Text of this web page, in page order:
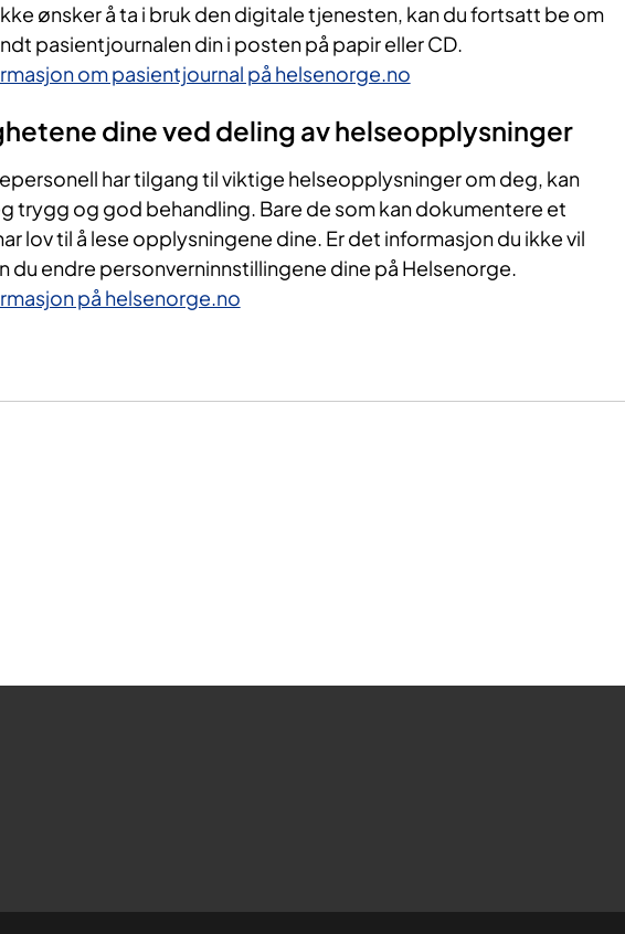
ønsker å ta i bruk den digitale tjenesten, kan du fortsatt be om
pasientjournalen din i posten på papir eller CD.
om pasientjournal på helsenorge.no
dine ved deling av helseopplysninger
har tilgang til viktige helseopplysninger om deg, kan
trygg og god behandling. Bare de som kan dokumentere et
lov til å lese opplysningene dine. Er det informasjon du ikke vil
du endre personverninnstillingene dine på Helsenorge.
på helsenorge.no